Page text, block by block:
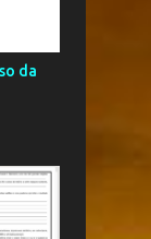
5
ano
da